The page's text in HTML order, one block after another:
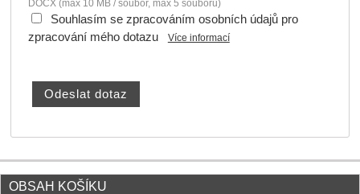
DOCX (max 10 MB / soubor, max 5 souborů)
Souhlasím se zpracováním osobních údajů pro
zpracování mého dotazu
Více informací
OBSAH KOŠÍKU